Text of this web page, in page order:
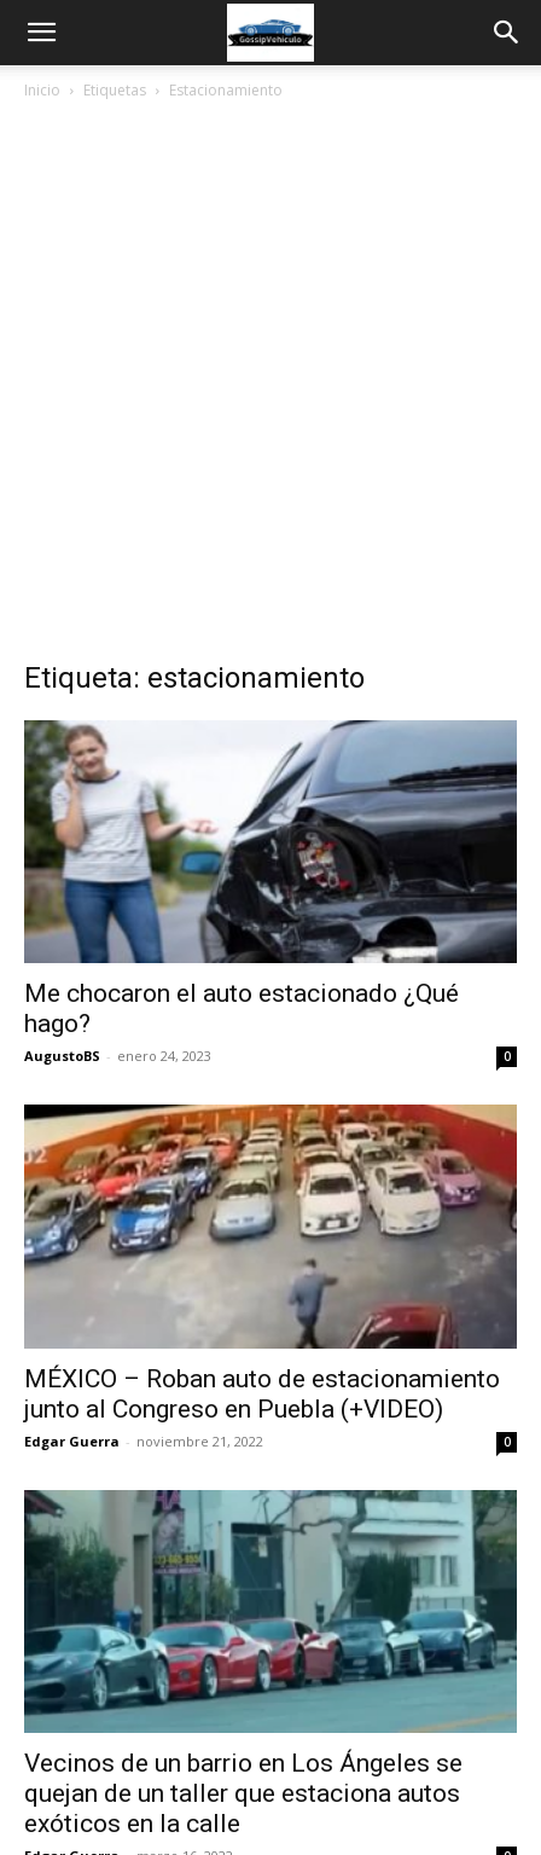
Inicio Etiquetas Estacionamiento
Etiqueta: estacionamiento
Me chocaron el auto estacionado ¿Qué
hago?
AugustoBS - enero 24, 2023 0
MÉXICO – Roban auto de estacionamiento
junto al Congreso en Puebla (+VIDEO)
Edgar Guerra - noviembre 21, 2022 0
Vecinos de un barrio en Los Ángeles se
quejan de un taller que estaciona autos
exóticos en la calle